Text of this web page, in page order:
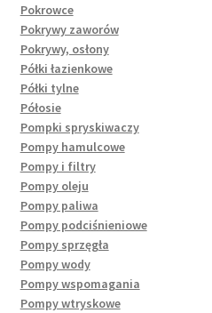
Pokrowce
Pokrywy zaworów
Pokrywy, osłony
Półki łazienkowe
Półki tylne
Półosie
Pompki spryskiwaczy
Pompy hamulcowe
Pompy i filtry
Pompy oleju
Pompy paliwa
Pompy podciśnieniowe
Pompy sprzęgła
Pompy wody
Pompy wspomagania
Pompy wtryskowe